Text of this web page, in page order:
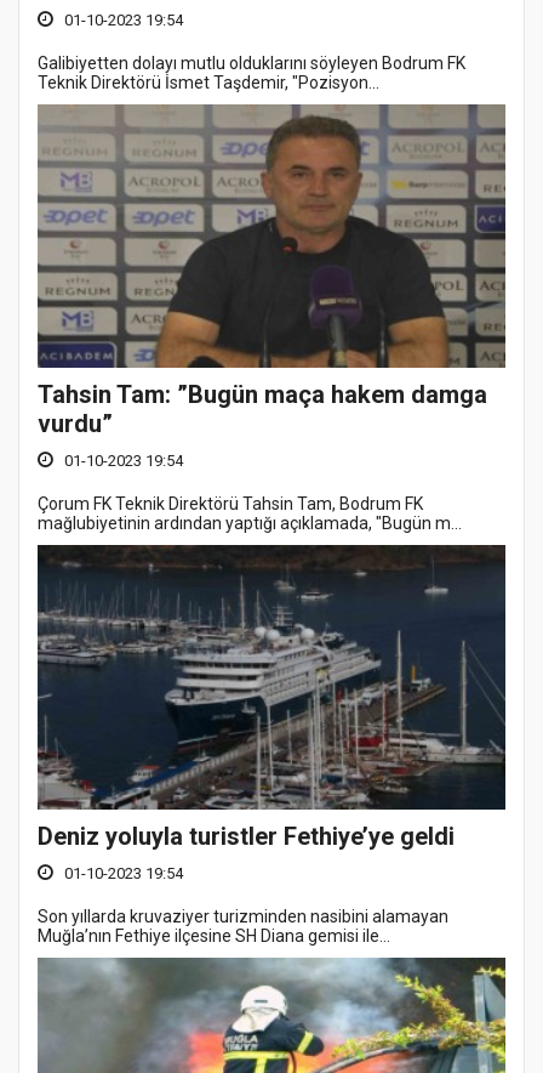
01-10-2023 19:54
Galibiyetten dolayı mutlu olduklarını söyleyen Bodrum FK
Teknik Direktörü İsmet Taşdemir, "Pozisyon...
Tahsin Tam: ”Bugün maça hakem damga
vurdu”
01-10-2023 19:54
Çorum FK Teknik Direktörü Tahsin Tam, Bodrum FK
mağlubiyetinin ardından yaptığı açıklamada, "Bugün m...
Deniz yoluyla turistler Fethiye’ye geldi
01-10-2023 19:54
Son yıllarda kruvaziyer turizminden nasibini alamayan
Muğla’nın Fethiye ilçesine SH Diana gemisi ile...